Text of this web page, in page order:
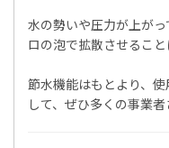
水の勢いや圧力が上が
ロの泡で拡散させるこ
節水機能はもとより、
して、ぜひ多くの事業